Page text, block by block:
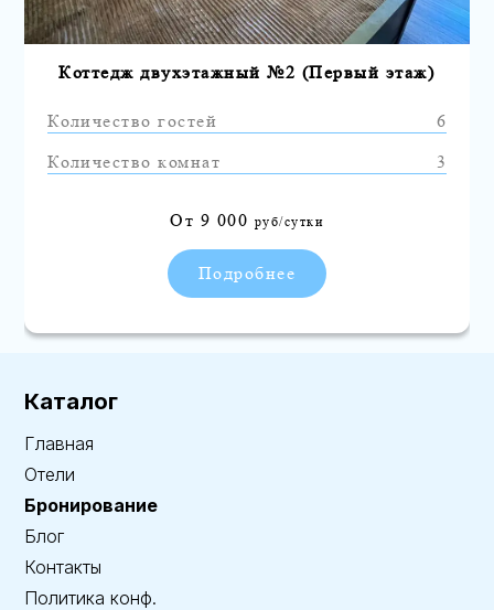
Коттедж двухэтажный №2 (Первый этаж)
Количество гостей
6
Количество комнат
3
От 9 000 руб/сутки
Подробнее
Каталог
Главная
Отели
Бронирование
Блог
Контакты
Политика конф.